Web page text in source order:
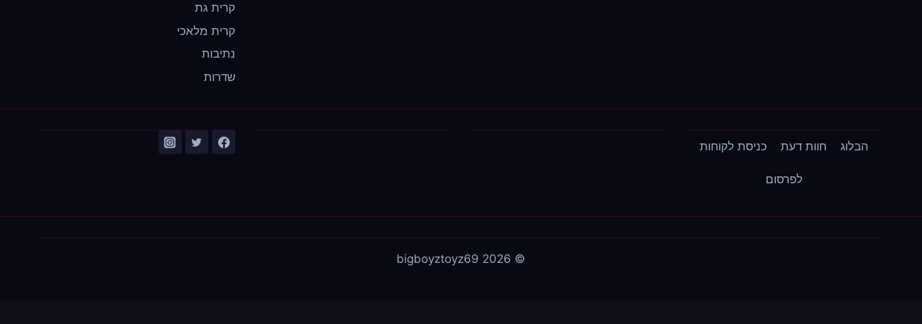
קרית גת
קרית מלאכי
נתיבות
שדרות
הבלוג חוות דעת כניסת לקוחות
לפרסום
© 2026 bigboyztoyz69